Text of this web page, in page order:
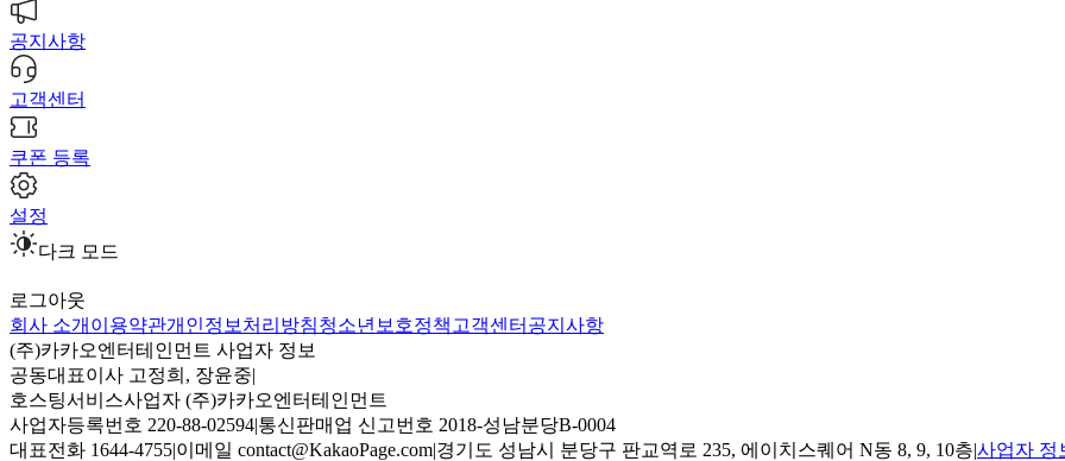
공지사항
고객센터
쿠폰 등록
설정
다크 모드
로그아웃
회사 소개 이용약관개인정보처리방침청소년보호정책 고객센터 공지사항
(주)카카오엔터테인먼트 사업자 정보
공동대표이사 고정희, 장윤중|
호스팅서비스사업자 (주)카카오엔터테인먼트
사업자등록번호 220-88-02594|통신판매업 신고번호 2018-성남분당B-0004
대표전화 1644-4755|이메일 contact@KakaoPage.com|경기도 성남시 분당구 판교역로 235, 에이치스퀘어 N동 8, 9, 10층|사업자 정